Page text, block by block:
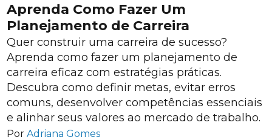
Aprenda Como Fazer Um
Planejamento de Carreira
Quer construir uma carreira de sucesso?
Aprenda como fazer um planejamento de
carreira eficaz com estratégias práticas.
Descubra como definir metas, evitar erros
comuns, desenvolver competências essenciais
e alinhar seus valores ao mercado de trabalho.
Por Adriana Gomes